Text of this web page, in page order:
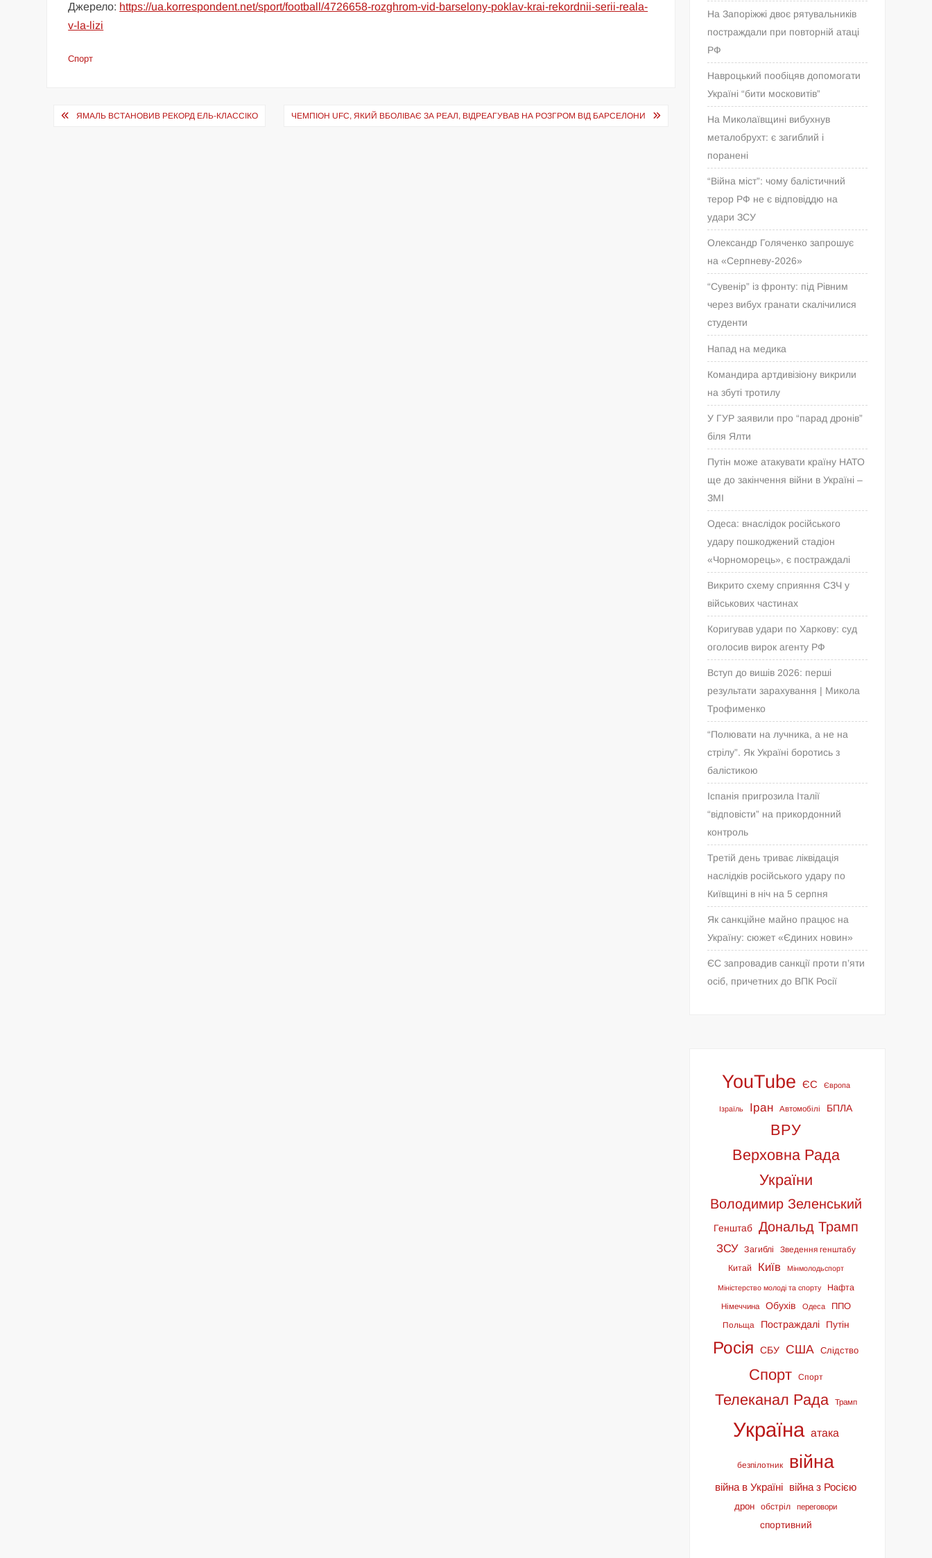
Джерело: https://ua.korrespondent.net/sport/football/4726658-rozghrom-vid-barselony-poklav-krai-rekordnii-serii-reala-
v-la-lizi
Спорт
Навігація
ЯМАЛЬ ВСТАНОВИВ РЕКОРД ЕЛЬ-КЛАССІКО ЧЕМПІОН UFC, ЯКИЙ ВБОЛІВАЄ ЗА РЕАЛ, ВІДРЕАГУВАВ НА РОЗГРОМ ВІД БАРСЕЛОНИ
На Запоріжжі двоє рятувальників
постраждали при повторній атаці
РФ
Навроцький пообіцяв допомогати
Україні “бити московитів”
На Миколаївщині вибухнув
металобрухт: є загиблий і
поранені
“Війна міст”: чому балістичний
терор РФ не є відповіддю на
удари ЗСУ
Олександр Голяченко запрошує
на «Серпневу-2026»
“Сувенір” із фронту: під Рівним
через вибух гранати скалічилися
студенти
Напад на медика
Командира артдивізіону викрили
на збуті тротилу
У ГУР заявили про “парад дронів”
біля Ялти
Путін може атакувати країну НАТО
ще до закінчення війни в Україні –
ЗМІ
Одеса: внаслідок російського
удару пошкоджений стадіон
«Чорноморець», є постраждалі
Викрито схему сприяння СЗЧ у
військових частинах
Коригував удари по Харкову: суд
оголосив вирок агенту РФ
Вступ до вишів 2026: перші
результати зарахування | Микола
Трофименко
“Полювати на лучника, а не на
стрілу”. Як Україні боротись з
балістикою
Іспанія пригрозила Італії
“відповісти” на прикордонний
контроль
Третій день триває ліквідація
наслідків російського удару по
Київщині в ніч на 5 серпня
Як санкційне майно працює на
Україну: сюжет «Єдиних новин»
ЄС запровадив санкції проти п’яти
осіб, причетних до ВПК Росії
YouTube ЄС Європа
Ізраїль Іран Автомобілі БПЛА
ВРУ
Верховна Рада
України
Володимир Зеленський
Генштаб Дональд Трамп
ЗСУ Загиблі
Зведення генштабу
Китай
Київ Мінмолодьспорт
Міністерство молоді та спорту Нафта
Німеччина Обухів Одеса ППО
Польща Постраждалі Путін
Росія СБУ США Слідство
Спорт Спорт
Телеканал Рада Трамп
Україна атака
безпілотник війна
війна в Україні війна з Росією
дрон обстріл переговори
спортивний